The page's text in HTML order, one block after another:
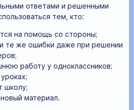
ответами и решенными
тем, кто:
на помощь со стороны;
те же ошибки даже при решении
работу у одноклассников;
школу;
материал.